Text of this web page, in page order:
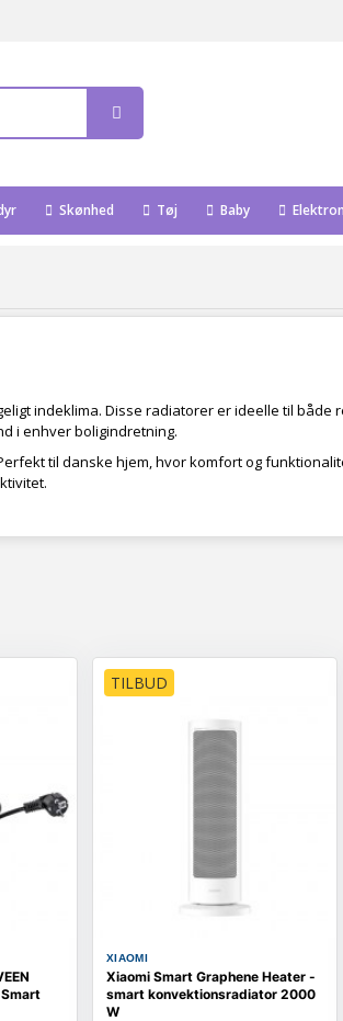
Skønhed Tøj Baby
indeklima. Disse radiatorer er ideelle til både
i enhver boligindretning.
til danske hjem, hvor komfort og
TILBUD
XIAOMI
Xiaomi Smart Graphene Heater -
smart konvektionsradiator 2000
W